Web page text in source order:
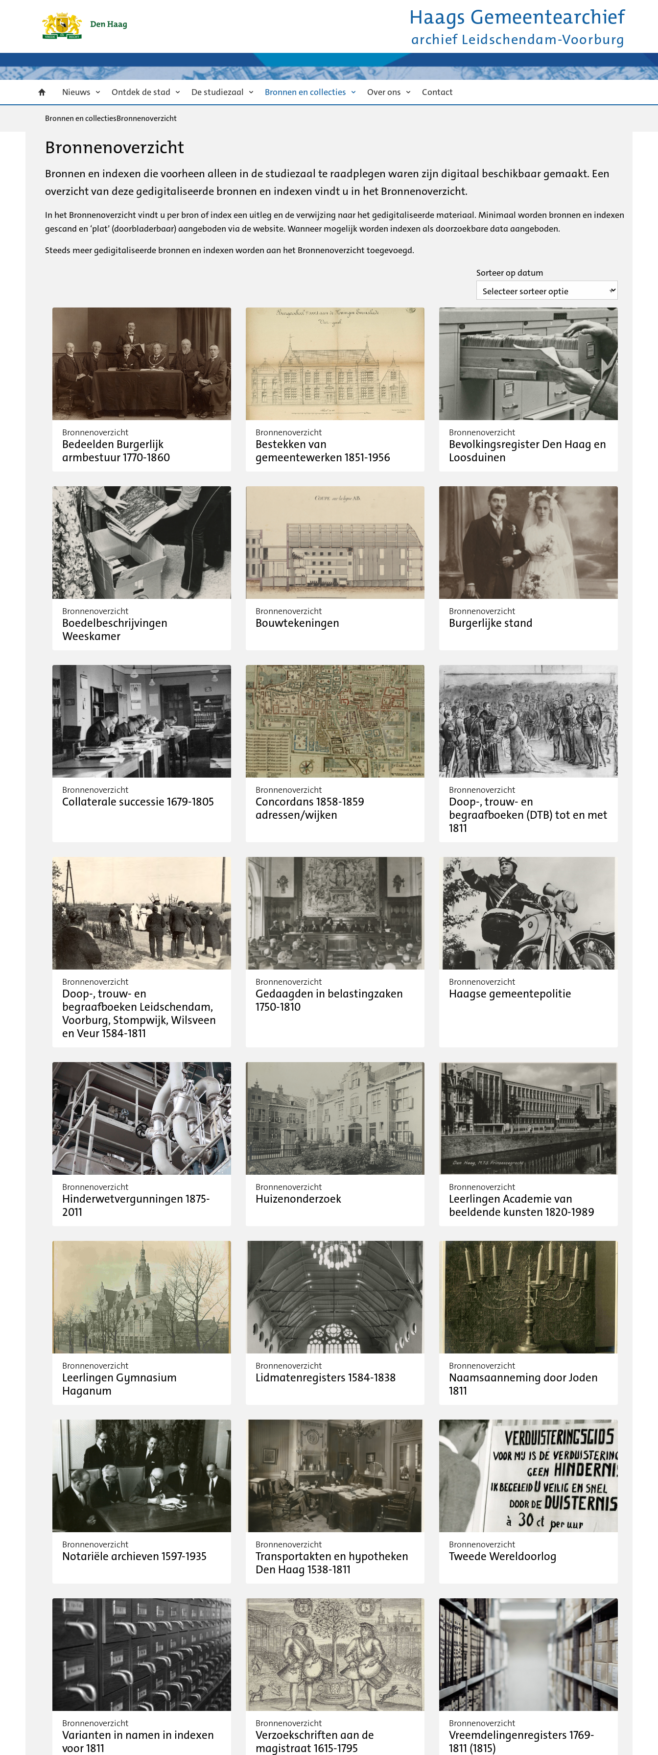
Haags Gemeentearchief
archief Leidschendam-Voorburg
Nieuws Ontdek de stad De studiezaal Bronnen en collecties Over ons Contact
Bronnen en collectiesBronnenoverzicht
Bronnenoverzicht
Bronnen en indexen die voorheen alleen in de studiezaal te raadplegen waren zijn digitaal beschikbaar gemaakt. Een
overzicht van deze gedigitaliseerde bronnen en indexen vindt u in het Bronnenoverzicht.
In het Bronnenoverzicht vindt u per bron of index een uitleg en de verwijzing naar het gedigitaliseerde materiaal. Minimaal worden bronnen en indexen
gescand en ‘plat’ (doorbladerbaar) aangeboden via de website. Wanneer mogelijk worden indexen als doorzoekbare data aangeboden.
Steeds meer gedigitaliseerde bronnen en indexen worden aan het Bronnenoverzicht toegevoegd.
Sorteer op datum
Bronnenoverzicht
Bedeelden Burgerlijk
armbestuur 1770-1860
Bronnenoverzicht
Bestekken van
gemeentewerken 1851-1956
Bronnenoverzicht
Bevolkingsregister Den Haag en
Loosduinen
Bronnenoverzicht
Boedelbeschrijvingen
Weeskamer
Bronnenoverzicht
Bouwtekeningen
Bronnenoverzicht
Burgerlijke stand
Bronnenoverzicht
Collaterale successie 1679-1805
Bronnenoverzicht
Concordans 1858-1859
adressen/wijken
Bronnenoverzicht
Doop-, trouw- en
begraafboeken (DTB) tot en met
1811
Bronnenoverzicht
Doop-, trouw- en
begraafboeken Leidschendam,
Voorburg, Stompwijk, Wilsveen
en Veur 1584-1811
Bronnenoverzicht
Gedaagden in belastingzaken
1750-1810
Bronnenoverzicht
Haagse gemeentepolitie
Bronnenoverzicht
Hinderwetvergunningen 1875-
2011
Bronnenoverzicht
Huizenonderzoek
Bronnenoverzicht
Leerlingen Academie van
beeldende kunsten 1820-1989
Bronnenoverzicht
Leerlingen Gymnasium
Haganum
Bronnenoverzicht
Lidmatenregisters 1584-1838
Bronnenoverzicht
Naamsaanneming door Joden
1811
Bronnenoverzicht
Notariële archieven 1597-1935
Bronnenoverzicht
Transportakten en hypotheken
Den Haag 1538-1811
Bronnenoverzicht
Tweede Wereldoorlog
Bronnenoverzicht
Varianten in namen in indexen
voor 1811
Bronnenoverzicht
Verzoekschriften aan de
magistraat 1615-1795
Bronnenoverzicht
Vreemdelingenregisters 1769-
1811 (1815)